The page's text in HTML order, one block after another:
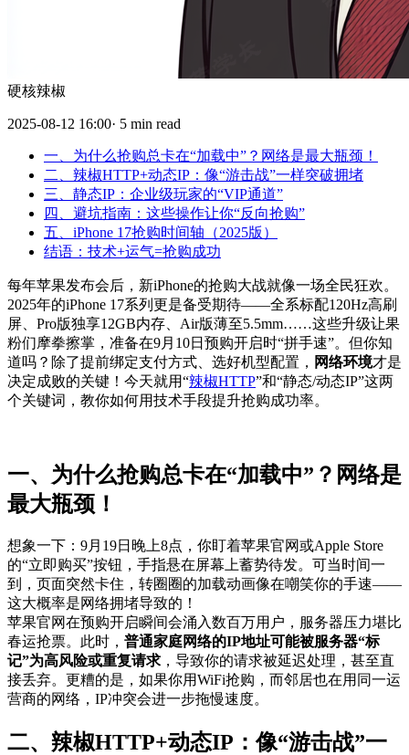
硬核辣椒
2025-08-12 16:00· 5 min read
一、为什么抢购总卡在“加载中”？网络是最大瓶颈！
二、辣椒HTTP+动态IP：像“游击战”一样突破拥堵
三、静态IP：企业级玩家的“VIP通道”
四、避坑指南：这些操作让你“反向抢购”
五、iPhone 17抢购时间轴（2025版）
结语：技术+运气=抢购成功
每年苹果发布会后，新iPhone的抢购大战就像一场全民狂欢。
2025年的iPhone 17系列更是备受期待——全系标配120Hz高刷
屏、Pro版独享12GB内存、Air版薄至5.5mm……这些升级让果
粉们摩拳擦掌，准备在9月10日预购开启时“拼手速”。但你知
道吗？除了提前绑定支付方式、选好机型配置， 网络环境才是
决定成败的关键！今天就用“辣椒HTTP”和“静态/动态IP”这两
个关键词，教你如何用技术手段提升抢购成功率。
一、为什么抢购总卡在“加载中”？网络是
最大瓶颈！
想象一下：9月19日晚上8点，你盯着苹果官网或Apple Store
的“立即购买”按钮，手指悬在屏幕上蓄势待发。可当时间一
到，页面突然卡住，转圈圈的加载动画像在嘲笑你的手速——
这大概率是网络拥堵导致的！
苹果官网在预购开启瞬间会涌入数百万用户，服务器压力堪比
春运抢票。此时， 普通家庭网络的IP地址可能被服务器“标
记”为高风险或重复请求 ，导致你的请求被延迟处理，甚至直
接丢弃。更糟的是，如果你用WiFi抢购，而邻居也在用同一运
营商的网络，IP冲突会进一步拖慢速度。
二、辣椒HTTP+动态IP：像“游击战”一